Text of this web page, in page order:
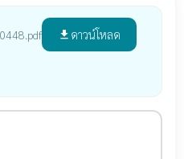
file_download ดาวน์โหลด